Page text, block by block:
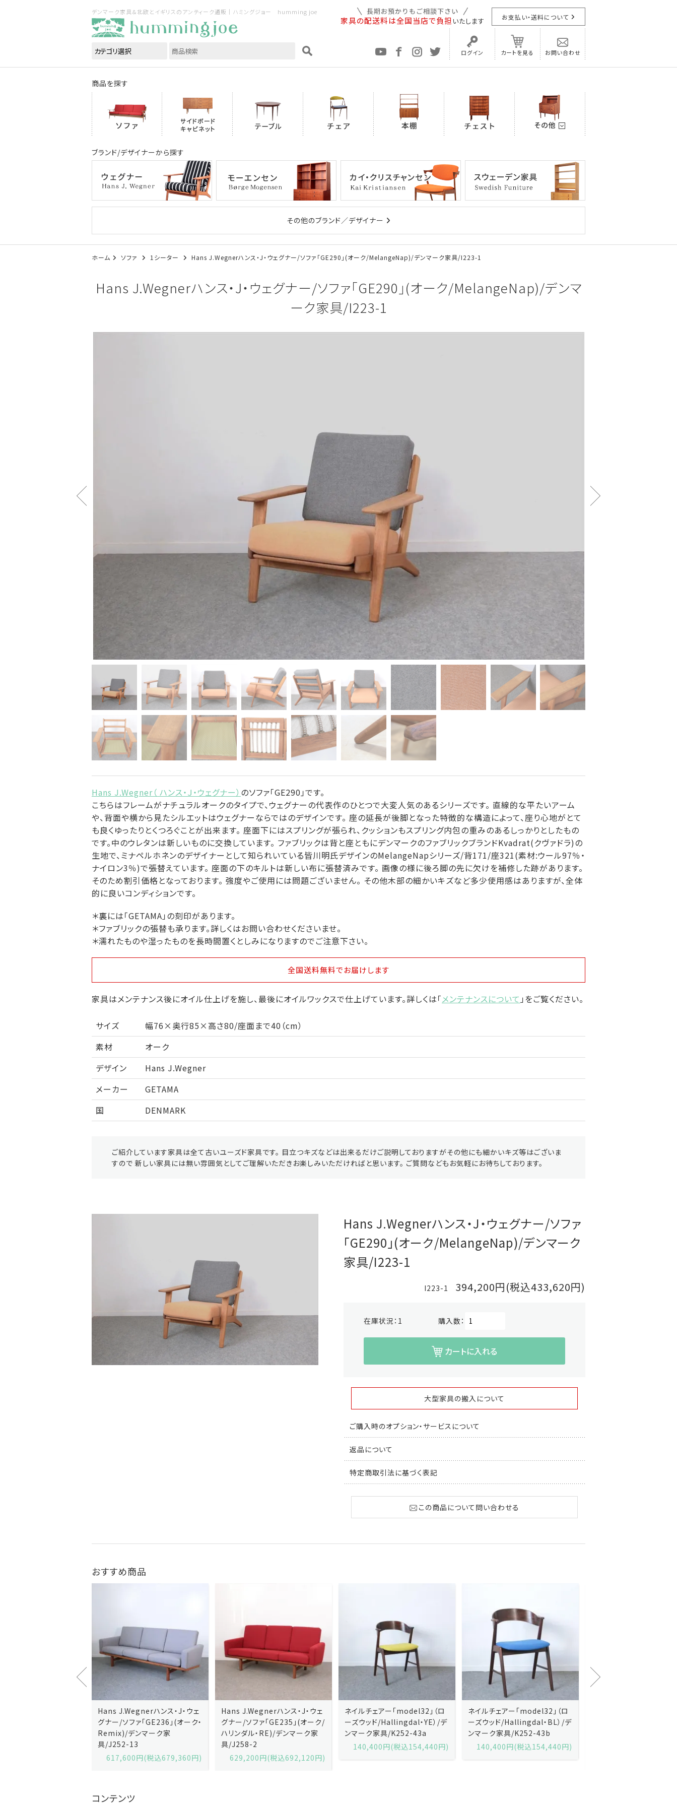
デンマーク家具＆北欧とイギリスのアンティーク通販｜ハミングジョー humming joe
家具の配送料は全国当店で負担 いたします お支払い・送料について
ログイン カートを見る お問い合わせ
商品を探す
ブランド/デザイナーから探す
その他のブランド／デザイナー
ホーム ソファ 1シーター Hans J.Wegnerハンス・J・ウェグナー/ソファ「GE290」(オーク/MelangeNap)/デンマーク家具/I223-1
Hans J.Wegnerハンス・J・ウェグナー/ソファ「GE290」(オーク/MelangeNap)/デンマ
ーク家具/I223-1
Hans J.Wegner（ ハンス・Ｊ・ウェグナー） のソファ「GE290」です。
こちらはフレームがナチュラルオークのタイプで、ウェグナーの代表作のひとつで大変人気のあるシリーズです。 直線的な平たいアーム
や、背面や横から見たシルエットはウェグナーならではのデザインです。 座の延長が後脚となった特徴的な構造によって、座り心地がとて
も良くゆったりとくつろぐことが出来ます。 座面下にはスプリングが張られ、クッションもスプリング内包の重みのあるしっかりとしたもの
です。中のウレタンは新しいものに交換しています。 ファブリックは背と座ともにデンマークのファブリックブランドKvadrat(クヴァドラ)の
生地で、ミナペルホネンのデザイナーとして知られいている皆川明氏デザインのMelangeNapシリーズ/背171/座321(素材:ウール97％・
ナイロン3％)で張替えています。 座面の下のキルトは新しい布に張替済みです。 画像の様に後ろ脚の先に欠けを補修した跡があります。
そのため割引価格となっております。 強度やご使用には問題ございません。 その他木部の細かいキズなど多少使用感はありますが、全体
的に良いコンディションです。
＊裏には「GETAMA」の刻印があります。
＊ファブリックの張替も承ります。詳しくはお問い合わせくださいませ。
＊濡れたものや湿ったものを長時間置くとしみになりますのでご注意下さい。
全国送料無料でお届けします
家具はメンテナンス後にオイル仕上げを施し、最後にオイルワックスで仕上げています。詳しくは「メンテナンスについて 」をご覧ください。
サイズ
幅76×奥行85×高さ80/座面まで40（cm）
素材
オーク
デザイン
Hans J.Wegner
メーカー
GETAMA
国
DENMARK
ご紹介しています家具は全て古いユーズド家具です。 目立つキズなどは出来るだけご説明しておりますがその他にも細かいキズ等はございま
すので 新しい家具には無い雰囲気としてご理解いただきお楽しみいただければと思います。 ご質問などもお気軽にお待ちしております。
Hans J.Wegnerハンス・J・ウェグナー/ソファ
「GE290」(オーク/MelangeNap)/デンマーク
家具/I223-1
I223-1 394,200円(税込433,620円)
在庫状況： 1 購入数：
カートに入れる
大型家具の搬入について
ご購入時のオプション・サービスについて
返品について
特定商取引法に基づく表記
この商品について問い合わせる
おすすめ商品
Hans J.Wegnerハンス・J・ウェ
グナー/ソファ「GE235」(オーク/
ハリンダル・RE)/デンマーク家
具/J258-2
629,200円(税込692,120円)
ネイルチェアー「model32」（ロ
ーズウッド/Hallingdal・YE）/デ
ンマーク家具/K252-43a
140,400円(税込154,440円)
ネイルチェアー「model32」（ロ
ーズウッド/Hallingdal・BL）/デ
ンマーク家具/K252-43b
140,400円(税込154,440円)
Kai Kristiansenカイ・クリスチ
ャンセン/ダイニングチェアー
「No.42」（ローズウッド・レザー
黒）/デンマーク家具/J252-57j
コンテンツ